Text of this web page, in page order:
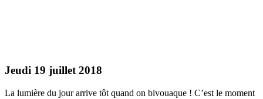
Jeudi 19 juillet 2018
La lumière du jour arrive tôt quand on bivouaque ! C’est le moment